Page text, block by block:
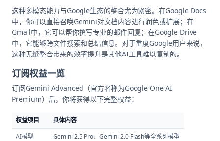
这种多模态能力与Google生态的整合尤为紧密。在Google Docs
中，你可以直接召唤Gemini对文档内容进行润色或扩展；在
Gmail中，它可以帮你撰写专业的邮件回复；在Google Drive
中，它能够跨文件搜索和总结信息。对于重度Google用户来说，
这种无缝整合带来的效率提升是其他AI工具难以复制的。
订阅权益一览
订阅Gemini Advanced（官方名称为Google One AI
Premium）后，你将获得以下完整权益：
权益项目
具体内容
AI模型
Gemini 2.5 Pro、Gemini 2.0 Flash等全系列模型